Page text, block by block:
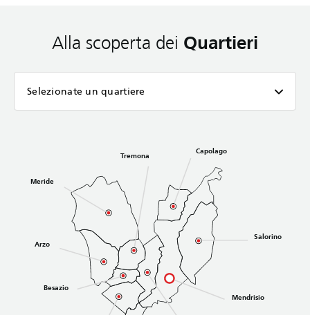
Alla scoperta dei Quartieri
Selezionate un quartiere
Meride
Tremona
Capolago
Salorino
Mendrisio
Besazio
Arzo